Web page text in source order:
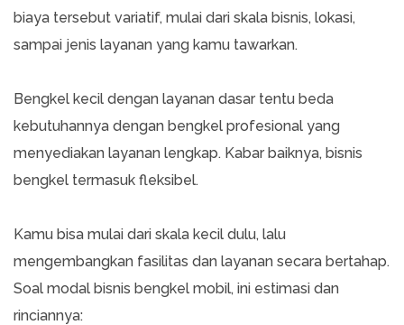
biaya tersebut variatif, mulai dari skala bisnis, lokasi,
sampai jenis layanan yang kamu tawarkan.
Bengkel kecil dengan layanan dasar tentu beda
kebutuhannya dengan bengkel profesional yang
menyediakan layanan lengkap. Kabar baiknya, bisnis
bengkel termasuk fleksibel.
Kamu bisa mulai dari skala kecil dulu, lalu
mengembangkan fasilitas dan layanan secara bertahap.
Soal modal bisnis bengkel mobil, ini estimasi dan
rinciannya: